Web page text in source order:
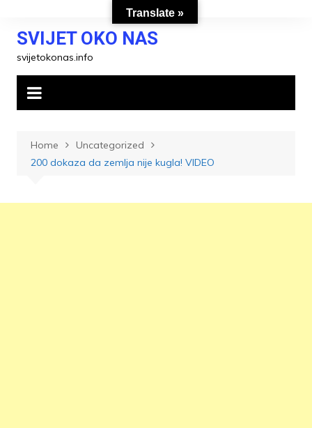
contentSVIJET OKO NAS
svijetokonas.info
Home
Uncategorized
200 dokaza da zemlja nije kugla! VIDEO
Translate »